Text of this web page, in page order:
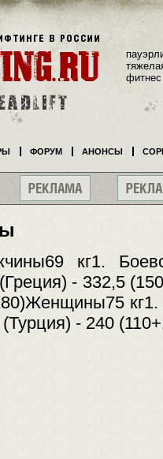
кг1.
- 332,5
- 240
фитнес
ФОРУМ АНОНСЫ